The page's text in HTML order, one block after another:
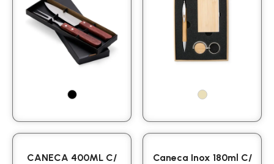
CANECA 400ML C/
Caneca Inox 180ml C/